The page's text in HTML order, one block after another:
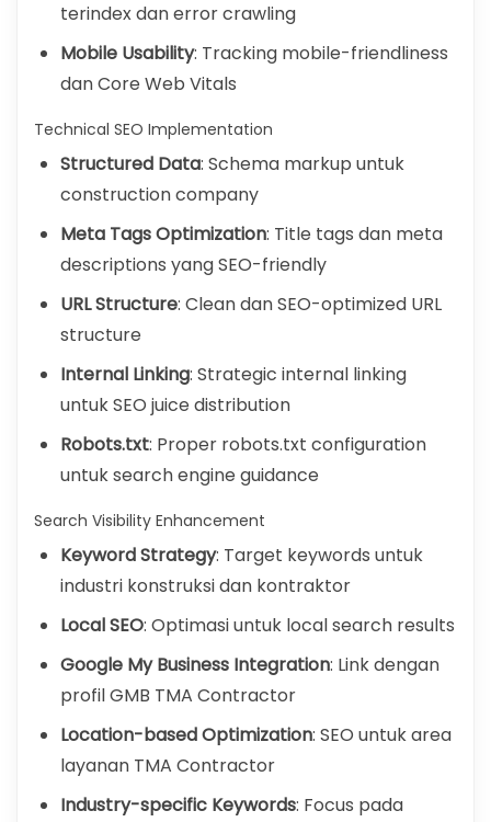
terindex dan error crawling
Mobile Usability: Tracking mobile-friendliness
dan Core Web Vitals
Technical SEO Implementation
Structured Data: Schema markup untuk
construction company
Meta Tags Optimization: Title tags dan meta
descriptions yang SEO-friendly
URL Structure: Clean dan SEO-optimized URL
structure
Internal Linking: Strategic internal linking
untuk SEO juice distribution
Robots.txt: Proper robots.txt configuration
untuk search engine guidance
Search Visibility Enhancement
Keyword Strategy: Target keywords untuk
industri konstruksi dan kontraktor
Local SEO: Optimasi untuk local search results
Google My Business Integration: Link dengan
profil GMB TMA Contractor
Location-based Optimization: SEO untuk area
layanan TMA Contractor
Industry-specific Keywords: Focus pada